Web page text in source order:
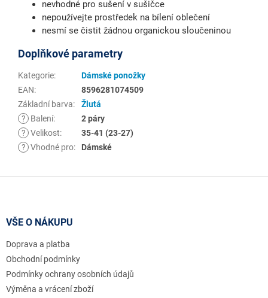
nevhodné pro sušení v sušičce
nepoužívejte prostředek na bílení oblečení
nesmí se čistit žádnou organickou sloučeninou
Doplňkové parametry
Kategorie:
Dámské ponožky
EAN:
8596281074509
Základní barva:
Žlutá
?
Balení:
2 páry
? Velikost:
35-41 (23-27)
? Vhodné pro: Dámské
VŠE O NÁKUPU
Doprava a platba
Obchodní podmínky
Podmínky ochrany osobních údajů
Výměna a vrácení zboží